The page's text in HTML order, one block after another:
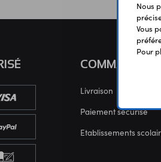
COMMANDE
Livraison
Paiement sécurisé
Etablissements
Nous
Vous
Pour